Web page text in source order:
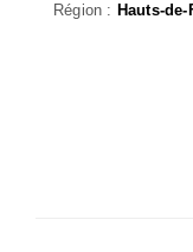
Région : Hauts-de-